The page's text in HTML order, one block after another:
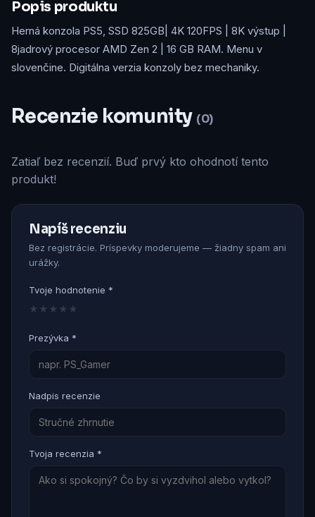
Popis produktu
Herná konzola PS5, SSD 825GB| 4K 120FPS | 8K výstup |
8jadrový procesor AMD Zen 2 | 16 GB RAM. Menu v
slovenčine. Digitálna verzia konzoly bez mechaniky.
Recenzie komunity (0)
Zatiaľ bez recenzií. Buď prvý kto ohodnotí tento
produkt!
Napíš recenziu
Bez registrácie. Príspevky moderujeme — žiadny spam ani
urážky.
Tvoje hodnotenie *
★
★
★
★
★
Prezývka *
Nadpis recenzie
Tvoja recenzia *